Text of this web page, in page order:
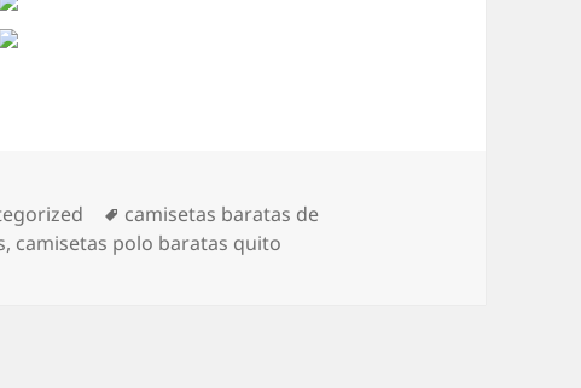
Etiquetas
camisetas baratas de
, camisetas polo baratas quito